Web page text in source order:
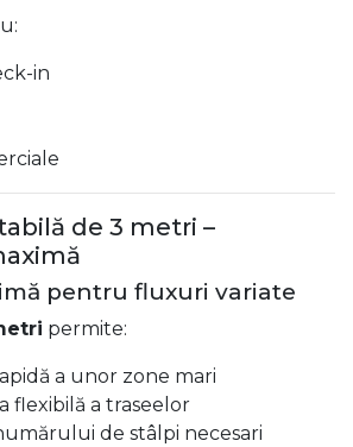
in
de 3 metri –
pentru fluxuri variate
permite:
a unor zone mari
flexibilă a traseelor
de stâlpi necesari